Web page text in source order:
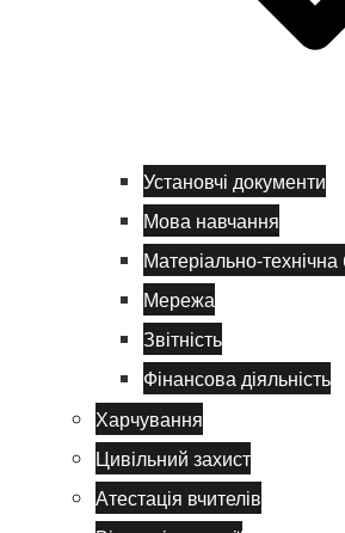
Установчі документи
Мова навчання
Матеріально-технічна
Мережа
Звітність
Фінансова діяльність
Харчування
Цивільний захист
Атестація вчителів